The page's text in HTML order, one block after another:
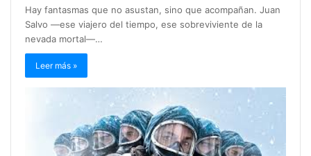
Hay fantasmas que no asustan, sino que acompañan. Juan
Salvo —ese viajero del tiempo, ese sobreviviente de la
nevada mortal—…
Leer más »